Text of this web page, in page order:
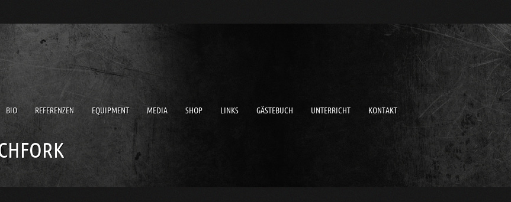
BIO REFERENZEN EQUIPMENT MEDIA SHOP LINKS GÄSTEBUCH UNTERRICHT KONTAKT